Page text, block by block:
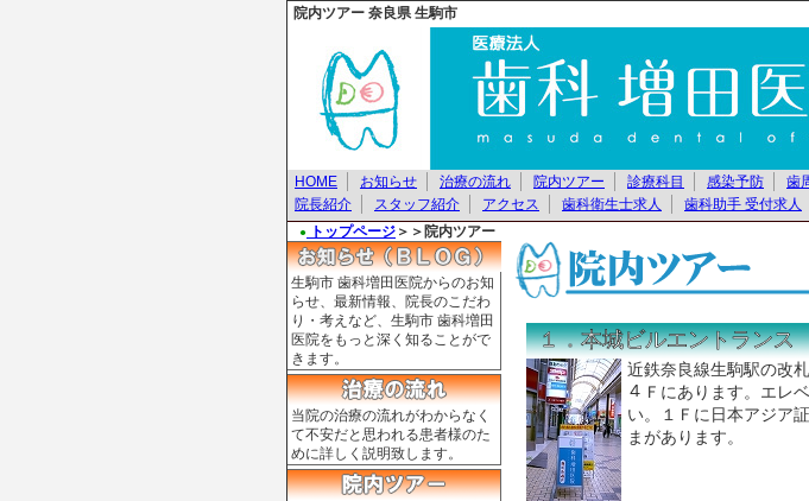
院内ツアー 奈良県 生駒市
HOME お知らせ 治療の流れ 院内ツアー 診療科目 感染予防 歯
院長紹介
スタッフ紹介 アクセス 歯科衛生士求人 歯科助手 受付求人
● トップページ ＞＞ 院内ツアー
１．本城ビルエントランス
近鉄奈良線生駒駅の改
４Ｆにあります。エレ
い。１Ｆに日本アジア
まがあります。
生駒市 歯科増田医院からのお知
らせ、最新情報、院長のこだわ
り・考えなど、生駒市 歯科増田
医院をもっと深く知ることがで
きます。
当院の治療の流れがわからなく
て不安だと思われる患者様のた
めに詳しく説明致します。